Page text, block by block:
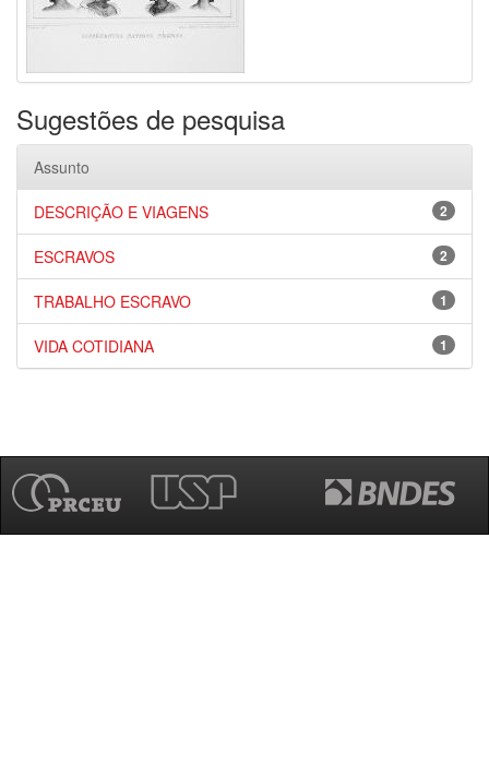
Sugestões de pesquisa
Assunto
2
DESCRIÇÃO E VIAGENS
2
ESCRAVOS
1
TRABALHO ESCRAVO
1
VIDA COTIDIANA